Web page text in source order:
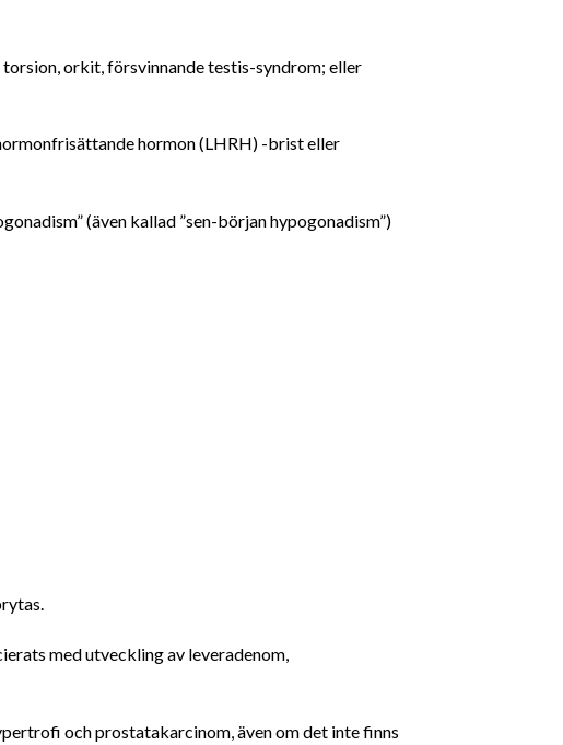
orkit, försvinnande testis-syndrom; eller
hormon (LHRH) -brist eller
(även kallad ”sen-början hypogonadism”)
med utveckling av leveradenom,
och prostatakarcinom, även om det inte finns